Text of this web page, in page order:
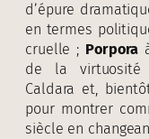
d’épure
en termes
cruelle ; Porpora
de la virtuosité
Caldara et,
pour montrer
siècle en